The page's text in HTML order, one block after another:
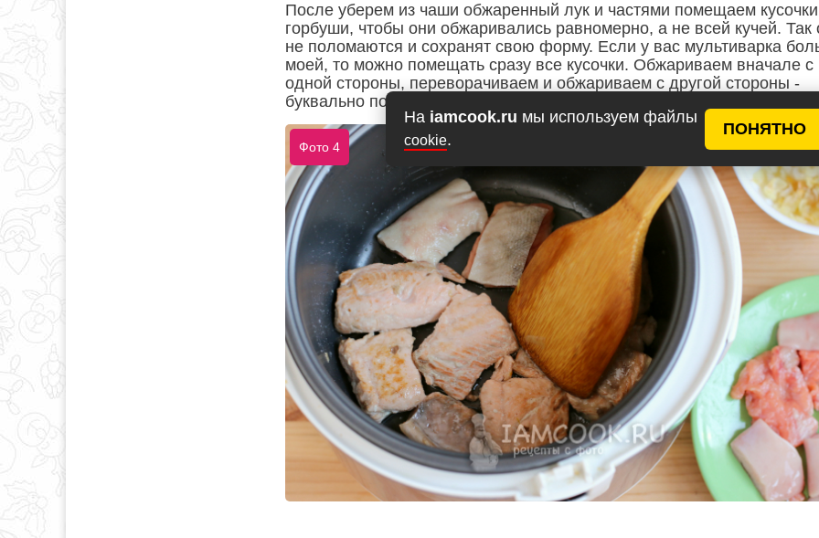
На iamcook.ru мы используем файлы
cookie.
ПОНЯТНО
После уберем из чаши обжаренный лук и частями помещаем кусочки
горбуши, чтобы они обжаривались равномерно, а не всей кучей. Так
не поломаются и сохранят свою форму. Если у вас мультиварка
моей, то можно помещать сразу все кусочки. Обжариваем вначале с
одной стороны, переворачиваем и обжариваем с другой стороны -
буквально по две минуты, не дольше.
Фото 4